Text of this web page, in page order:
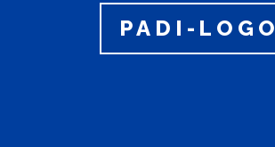
PADI-LOGO